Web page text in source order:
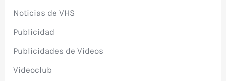
Noticias de VHS
Publicidad
Publicidades de Videos
Videoclub